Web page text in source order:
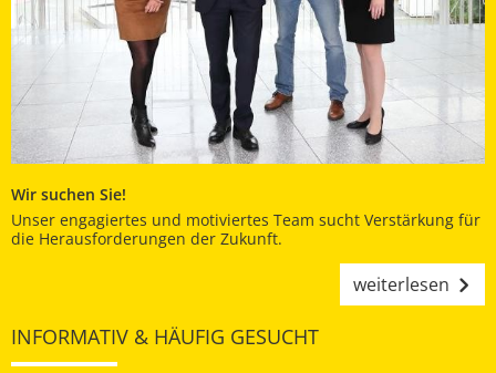
Wir suchen Sie!
Unser engagiertes und motiviertes Team sucht Verstärkung für
die Herausforderungen der Zukunft.
weiterlesen
INFORMATIV & HÄUFIG GESUCHT